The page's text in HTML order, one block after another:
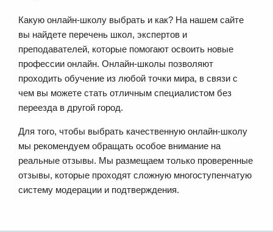
Какую онлайн-школу выбрать и как? На нашем сайте
вы найдете перечень школ, экспертов и
преподавателей, которые помогают освоить новые
профессии онлайн. Онлайн-школы позволяют
проходить обучение из любой точки мира, в связи с
чем вы можете стать отличным специалистом без
переезда в другой город.
Для того, чтобы выбрать качественную онлайн-школу
мы рекомендуем обращать особое внимание на
реальные отзывы. Мы размещаем только проверенные
отзывы, которые проходят сложную многоступенчатую
систему модерации и подтверждения.